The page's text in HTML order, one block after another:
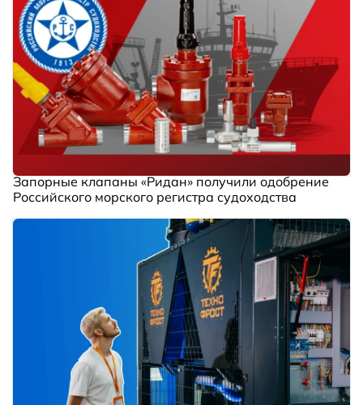
Запорные клапаны «Ридан» получили одобрение
Российского морского регистра судоходства